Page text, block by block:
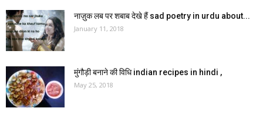
नाज़ुक लब पर शबाब देखे हैं sad poetry in urdu about...
January 11, 2018
मुंगौड़ी बनाने की विधि indian recipes in hindi ,
May 25, 2018